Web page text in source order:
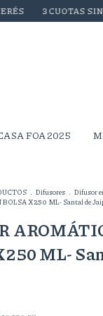
CUOTAS SIN INTERÉS
FOA 2025
. Difusores . Difusor
X250 ML- Santal de
ML-